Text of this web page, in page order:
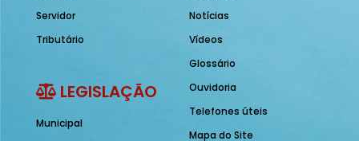
Servidor
Tributário
LEGISLAÇÃO
Municipal
Notícias
Vídeos
Glossário
Ouvidoria
Telefones úteis
Mapa do Site